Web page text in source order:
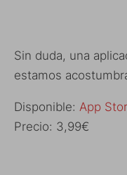
Sin duda, una
estamos
Disponible: App
Precio: 3,99€